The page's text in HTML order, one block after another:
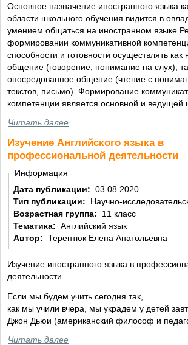
Основное назначение иностранного языка
области школьного обучения видится в
умением общаться на иностранном языке
формировании коммуникативной
способности и готовности осуществлять как
общение (говорение, понимание на слух),
опосредованное общение (чтение с
текстов, письмо). Формирование
компетенции является основной и ведущей
Читать далее
Изучение Английского языка в
профессиональной деятельности
Информация
Дата публикации: 03.08.2020
Тип публикации:
Научно-
Возрастная группа:
11 класс
Тематика: Английский язык
Автор: Терентюк Елена Анатольевна
Изучение иностранного языка в
деятельности.
Если мы будем учить сегодня так,
как мы учили вчера, мы украдем у детей
Джон Дьюи (американский философ и
Читать далее